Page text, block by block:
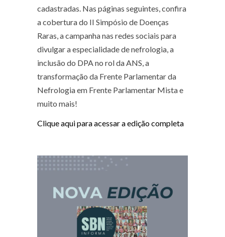
cadastradas. Nas páginas seguintes, confira
a cobertura do II Simpósio de Doenças
Raras, a campanha nas redes sociais para
divulgar a especialidade de nefrologia, a
inclusão do DPA no rol da ANS, a
transformação da Frente Parlamentar da
Nefrologia em Frente Parlamentar Mista e
muito mais!
Clique aqui para acessar a edição completa